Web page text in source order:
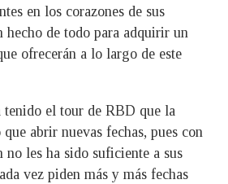
en los corazones de sus
hecho de todo para adquirir un
ofrecerán a lo largo de este
tenido el tour de RBD que la
abrir nuevas fechas, pues con
no les ha sido suficiente a sus
vez piden más y más fechas